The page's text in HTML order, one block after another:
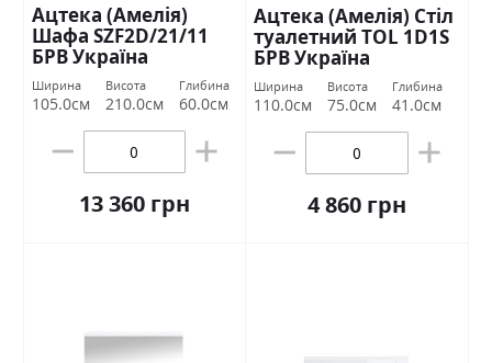
Ацтека (Амелія)
Шафа SZF2D/21/11
БРВ Україна
Ширина
105.0см
Висота
210.0см
Глибина
60.0см
13 360 грн
Ацтека (Амелія) Стіл
туалетний TOL 1D1S
БРВ Україна
Ширина
110.0см
Висота
75.0см
Глибина
41.0см
4 860 грн